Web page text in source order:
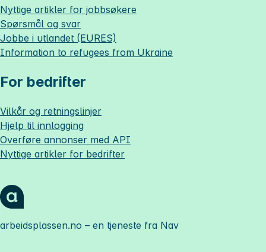
Nyttige artikler for jobbsøkere
Spørsmål og svar
Jobbe i utlandet (EURES)
Information to refugees from Ukraine
For bedrifter
Vilkår og retningslinjer
Hjelp til innlogging
Overføre annonser med API
Nyttige artikler for bedrifter
arbeidsplassen.no – en tjeneste fra Nav